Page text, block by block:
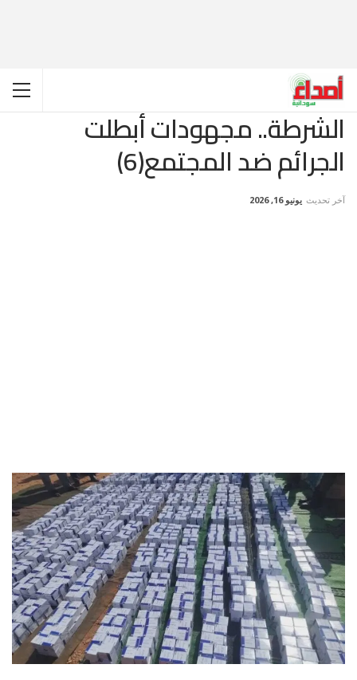
الشرطة.. مجهودات أبطلت
الجرائم ضد المجتمع(6)
آخر تحديث يونيو 16, 2026